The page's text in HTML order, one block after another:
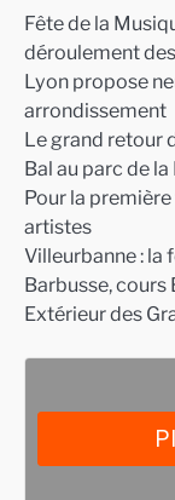
Fête de la
déroulement
Lyon propose
arrondissement
Le grand retour
Bal au parc de
Pour la
artistes
Villeurbanne : la
Barbusse, cours
Extérieur des